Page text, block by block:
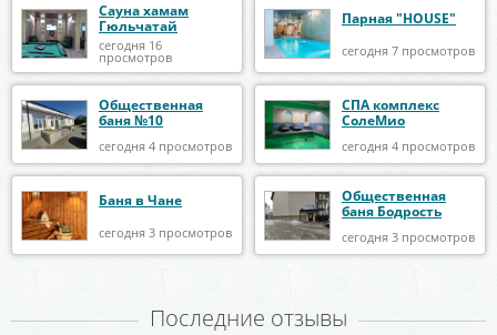
Сауна хамам
Гюльчатай
сегодня 16
просмотров
Парная "HOUSE"
сегодня 7 просмотров
Общественная
баня №10
сегодня 4 просмотров
СПА комплекс
СолеМио
сегодня 4 просмотров
Баня в Чане
сегодня 3 просмотров
Общественная
баня Бодрость
сегодня 3 просмотров
Последние отзывы